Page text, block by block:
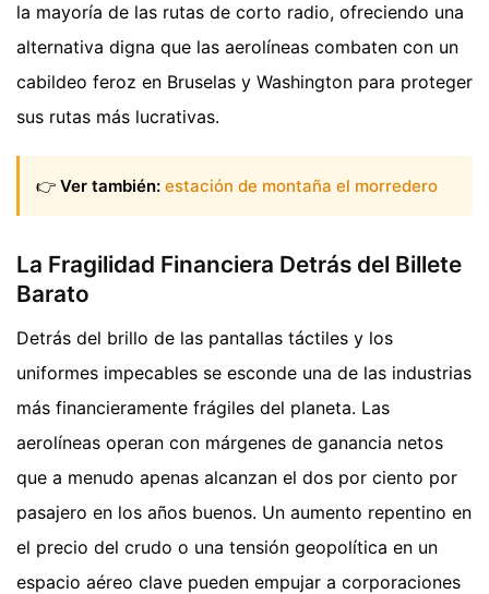
la mayoría de las rutas de corto radio, ofreciendo una
alternativa digna que las aerolíneas combaten con un
cabildeo feroz en Bruselas y Washington para proteger
sus rutas más lucrativas.
👉 Ver también: estación de montaña el morredero
La Fragilidad Financiera Detrás del Billete
Barato
Detrás del brillo de las pantallas táctiles y los
uniformes impecables se esconde una de las industrias
más financieramente frágiles del planeta. Las
aerolíneas operan con márgenes de ganancia netos
que a menudo apenas alcanzan el dos por ciento por
pasajero en los años buenos. Un aumento repentino en
el precio del crudo o una tensión geopolítica en un
espacio aéreo clave pueden empujar a corporaciones